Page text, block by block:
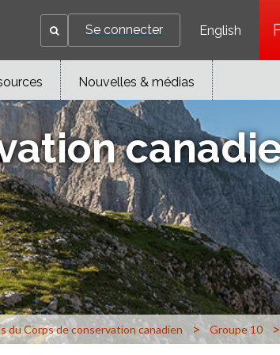
Se connecter English
Nouvelles & médias
du Corps de conservation canadien > Groupe 10 >